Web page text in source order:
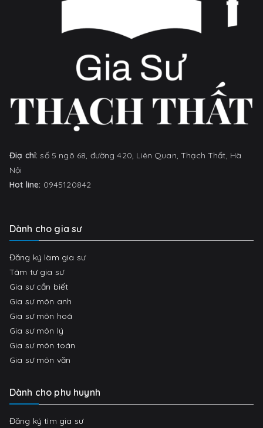
Điạ chỉ:số 5 ngõ 68, đường 420, Liên Quan, Thạch Thất, Hà
Nội
Hot line: 0945120842
Dành cho gia sư
Đăng ký làm gia sư
Tâm tư gia sư
Gia sư cần biết
Gia sư môn anh
Gia sư môn hoá
Gia sư môn lý
Gia sư môn toán
Gia sư môn văn
Dành cho phu huynh
Đăng ký tìm gia sư